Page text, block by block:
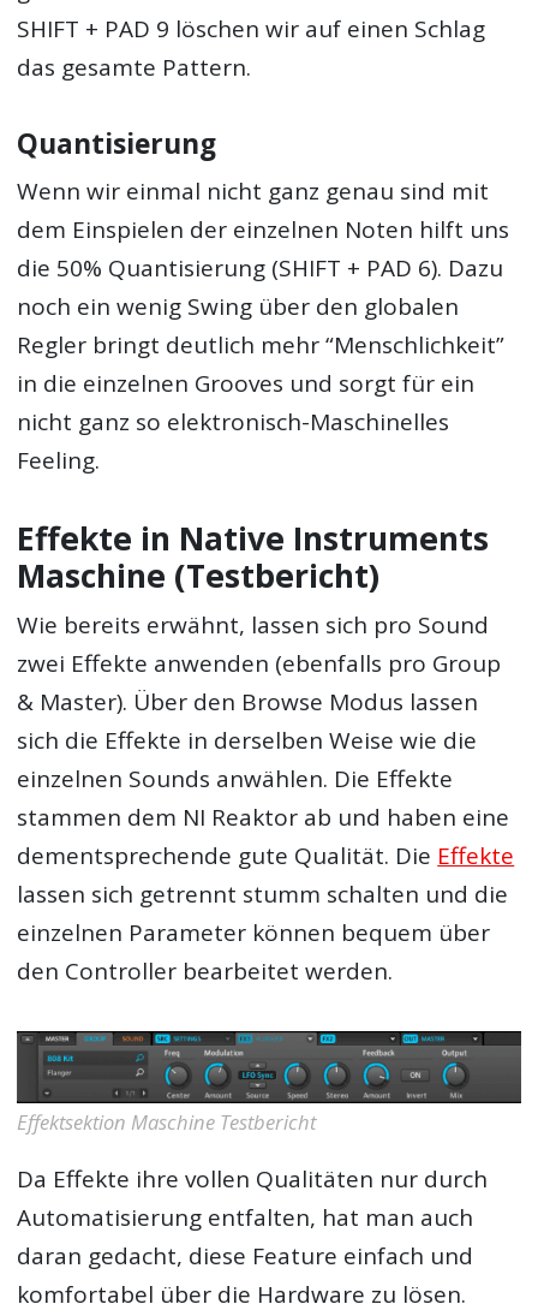
SHIFT + PAD 9 löschen wir auf einen Schlag
das gesamte Pattern.
Quantisierung
Wenn wir einmal nicht ganz genau sind mit
dem Einspielen der einzelnen Noten hilft uns
die 50% Quantisierung (SHIFT + PAD 6). Dazu
noch ein wenig Swing über den globalen
Regler bringt deutlich mehr “Menschlichkeit”
in die einzelnen Grooves und sorgt für ein
nicht ganz so elektronisch-Maschinelles
Feeling.
Effekte in Native Instruments
Maschine (Testbericht)
Wie bereits erwähnt, lassen sich pro Sound
zwei Effekte anwenden (ebenfalls pro Group
& Master). Über den Browse Modus lassen
sich die Effekte in derselben Weise wie die
einzelnen Sounds anwählen. Die Effekte
stammen dem NI Reaktor ab und haben eine
dementsprechende gute Qualität. Die Effekte
lassen sich getrennt stumm schalten und die
einzelnen Parameter können bequem über
den Controller bearbeitet werden.
Effektsektion Maschine Testbericht
Da Effekte ihre vollen Qualitäten nur durch
Automatisierung entfalten, hat man auch
daran gedacht, diese Feature einfach und
komfortabel über die Hardware zu lösen.